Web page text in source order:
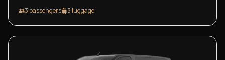
3 passengers 3 luggage